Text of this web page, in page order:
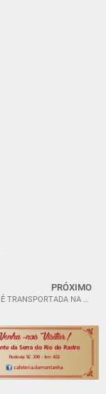
PRÓXIMO
CASA INTEIRA É TRANSPORTADA NA CARROCERIA DE CAMINHÃO EM SC